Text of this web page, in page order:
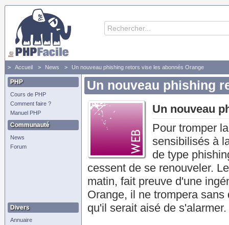
Accueil News Un nouveau phishing retors vise les abonnés Orange
PHP
Cours de PHP
Comment faire ?
Manuel PHP
Communauté
News
Forum
Divers
Annuaire
Un nouveau phishing
Un nouveau
Pour tromper
sensibilisés à
de type
cessent de se renouveler.
matin, fait preuve d'une
Orange, il ne trompera
qu'il serait aisé de s'alarmer.